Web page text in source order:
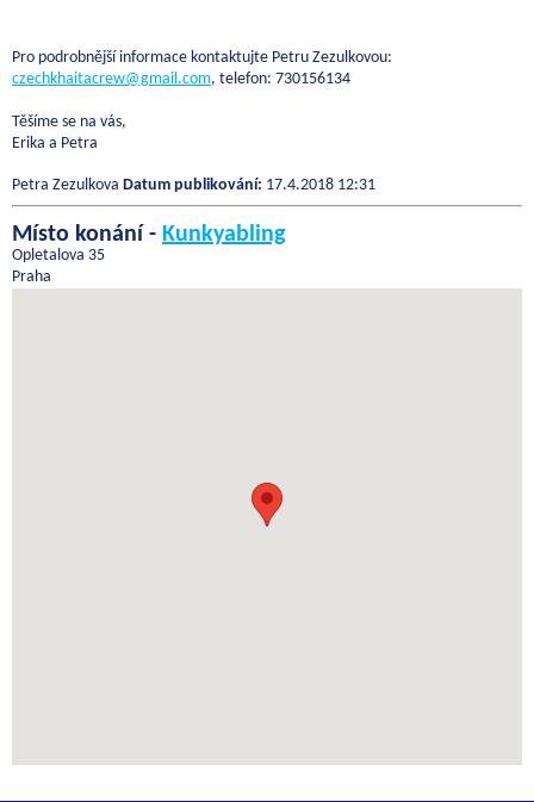
Pro podrobnější informace kontaktujte Petru Zezulkovou:
czechkhaitacrew@gmail.com, telefon: 730156134
Těšíme se na vás,
Erika a Petra
Petra Zezulkova Datum publikování: 17.4.2018 12:31
Místo konání - Kunkyabling
Opletalova 35
Praha